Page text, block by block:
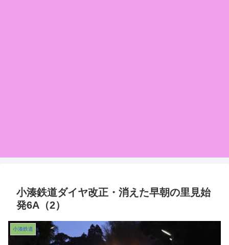
小湊鉄道ダイヤ改正・消えた早朝の里見始
発6A（2）
小湊鉄道